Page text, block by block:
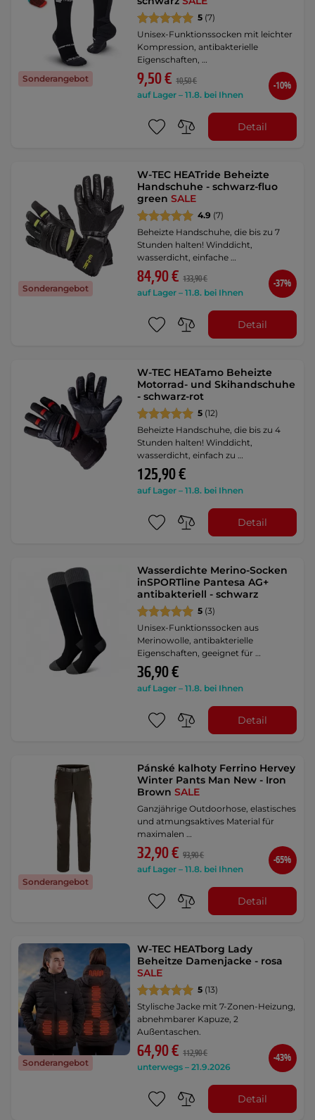
Sonderangebot
5 (7)
Unisex-Funktionssocken mit leichter
Kompression, antibakterielle
Eigenschaften, …
9,50 € 10,50 €
auf Lager – 11.8. bei Ihnen
-10%
Detail
Sonderangebot
W-TEC HEATride Beheizte
Handschuhe - schwarz-fluo
greenSALE
4.9 (7)
Beheizte Handschuhe, die bis zu 7
Stunden halten! Winddicht,
wasserdicht, einfache …
84,90 € 133,90 €
auf Lager – 11.8. bei Ihnen
-37%
Detail
W-TEC HEATamo Beheizte
Motorrad- und Skihandschuhe
- schwarz-rot
5 (12)
Beheizte Handschuhe, die bis zu 4
Stunden halten! Winddicht,
wasserdicht, einfach zu …
125,90 €
auf Lager – 11.8. bei Ihnen
Detail
Wasserdichte Merino-Socken
inSPORTline Pantesa AG+
antibakteriell - schwarz
5 (3)
Unisex-Funktionssocken aus
Merinowolle, antibakterielle
Eigenschaften, geeignet für …
36,90 €
auf Lager – 11.8. bei Ihnen
Detail
Sonderangebot
Pánské kalhoty Ferrino Hervey
Winter Pants Man New - Iron
BrownSALE
Ganzjährige Outdoorhose, elastisches
und atmungsaktives Material für
maximalen …
32,90 € 93,90 €
auf Lager – 11.8. bei Ihnen
-65%
Detail
Sonderangebot
W-TEC HEATborg Lady
Beheitze Damenjacke - rosa
SALE
5 (13)
Stylische Jacke mit 7-Zonen-Heizung,
abnehmbarer Kapuze, 2
Außentaschen.
64,90 € 112,90 €
unterwegs – 21.9.2026
-43%
Detail